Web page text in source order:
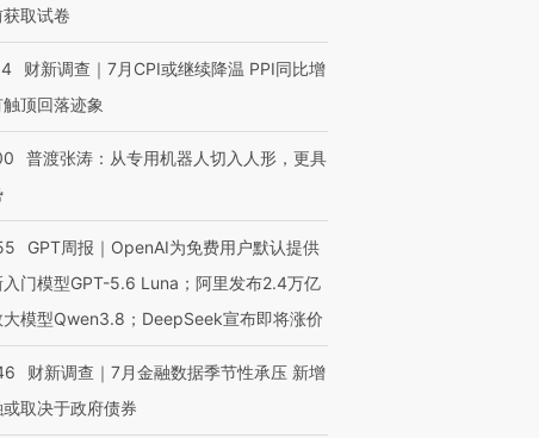
取试卷
财新调查｜7月CPI或继续降温 PPI同比增
顶回落迹象
普渡张涛：从专用机器人切入人形，更具
GPT周报｜OpenAI为免费用户默认提供
入门模型GPT-5.6 Luna；阿里发布2.4万亿
大模型Qwen3.8；DeepSeek宣布即将涨价
财新调查｜7月金融数据季节性承压 新增
取决于政府债券